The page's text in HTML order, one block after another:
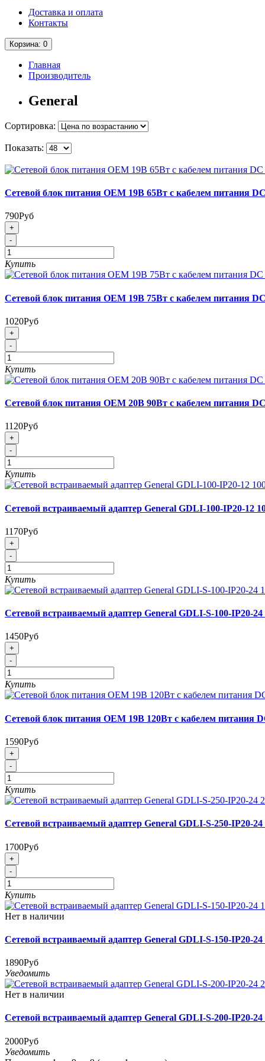
Доставка и оплата
Контакты
Корзина: 0
Главная
Производитель
General
Сортировка:
Показать:
Сетевой блок питания OEM 19В 65Вт с кабелем питания
790Руб
+
-
Купить
Сетевой блок питания OEM 19В 75Вт с кабелем питания
1020Руб
+
-
Купить
Сетевой блок питания OEM 20В 90Вт с кабелем питания
1120Руб
+
-
Купить
Сетевой встраиваемый адаптер General GDLI-100-IP20-12
1170Руб
+
-
Купить
Сетевой встраиваемый адаптер General GDLI-S-100-IP20-24
1450Руб
+
-
Купить
Сетевой блок питания OEM 19В 120Вт с кабелем питания
1590Руб
+
-
Купить
Сетевой встраиваемый адаптер General GDLI-S-250-IP20-24
1700Руб
+
-
Купить
Нет в наличии
Сетевой встраиваемый адаптер General GDLI-S-150-IP20-24
1890Руб
Уведомить
Нет в наличии
Сетевой встраиваемый адаптер General GDLI-S-200-IP20-24
2000Руб
Уведомить